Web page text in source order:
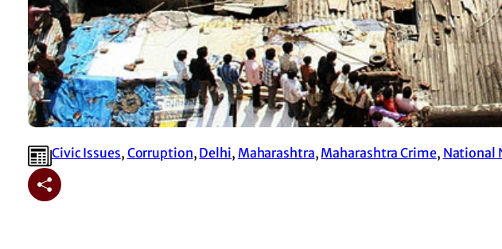
Civic Issues, Corruption, Delhi, Maharashtra, Maharashtra Crime, National